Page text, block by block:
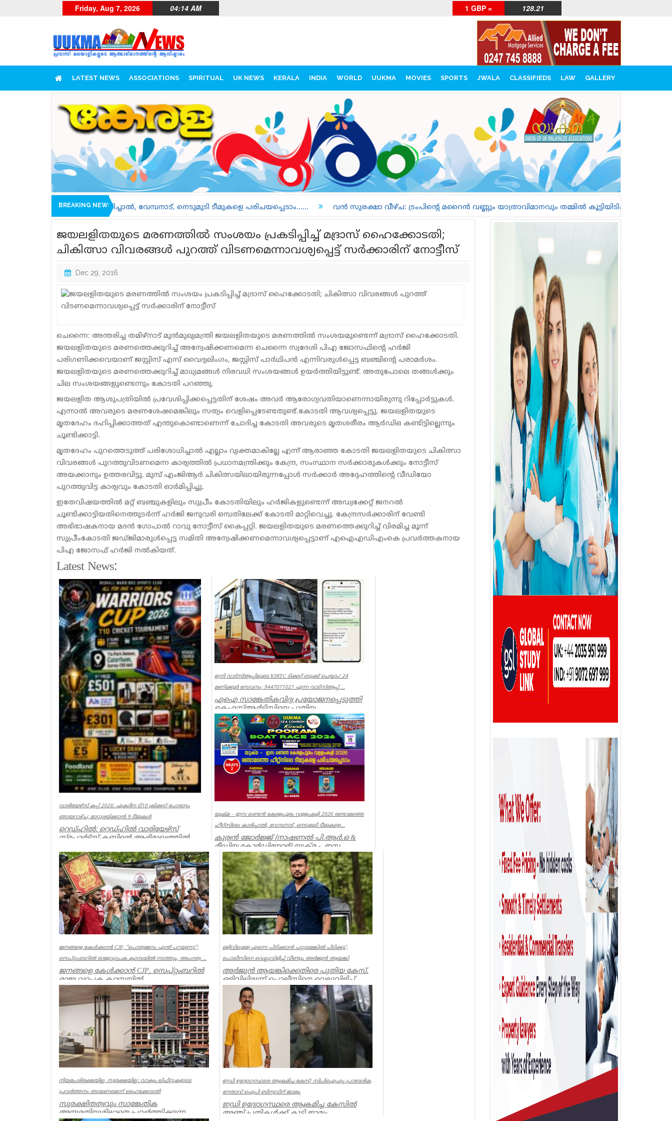
Friday, Aug 7, 2026 04:14 AM 1 GBP = 128.21
LATEST NEWS ASSOCIATIONS SPIRITUAL UK NEWS KERALA INDIA WORLD UUKMA MOVIES SPORTS JWALA CLASSIFIEDS LAW GALLERY
BREAKING NEWS
കാരിച്ചാൽ, വേമ്പനാട്, നെടുമുടി ടീമുകളെ പരിചയപ്പെടാം...... വൻ സുരക്ഷാ വീഴ്ച: ട്രംപിന്റെ മറൈൻ വണ്ണും യാത്രാവിമാനവും തമ്മിൽ കൂട്ടിയിടിക്കാതെ പോയത് തലനാരിഴക്ക്
ജയലളിതയുടെ മരണത്തില്‍ സംശയം പ്രകടിപ്പിച്ച് മദ്രാസ് ഹൈക്കോടതി;
ചികിത്സാ വിവരങ്ങള്‍ പുറത്ത് വിടണമെന്നാവശ്യപ്പെട്ട് സര്‍ക്കാരിന് നോട്ടീസ്
Dec 29, 2016
ചെന്നൈ: അന്തരിച്ച തമിഴ്‌നാട് മുന്‍മുഖ്യമന്ത്രി ജയലളിതയുടെ മരണത്തില്‍ സംശയമുണ്ടെന്ന് മദ്രാസ് ഹൈക്കോടതി.
ജയലളിതയുടെ മരണത്തെക്കുറിച്ച് അന്വേഷിക്കണമെന്ന ചെന്നൈ സ്വദേശി പിഎ ജോസഫിന്റെ ഹര്‍ജി
പരിഗണിക്കവെയാണ് ജസ്റ്റിസ് എസ് വൈദ്യലിംഗം, ജസ്റ്റിസ് പാര്‍ഥിപന്‍ എന്നിവരുള്‍പ്പെട്ട ബഞ്ചിന്റെ പരാമര്‍ശം.
ജയലളിതയുടെ മരണത്തെക്കുറിച്ച് മാധ്യമങ്ങള്‍ നിരവധി സംശയങ്ങള്‍ ഉയര്‍ത്തിയിട്ടുണ്ട്. അതുപോലെ തങ്ങള്‍ക്കും
ചില സംശയങ്ങളുണ്ടെന്നും കോടതി പറഞ്ഞു.
ജയലളിത ആശുപത്രിയില്‍ പ്രവേശിപ്പിക്കപ്പെട്ടതിന് ശേഷം അവര്‍ ആരോഗ്യവതിയാണെന്നായിരുന്നു റിപ്പോര്‍ട്ടുകള്‍.
എന്നാല്‍ അവരുടെ മരണശേഷമെങ്കിലും സത്യം വെളിപ്പെടേണ്ടതുണ്ട്.കോടതി ആവശ്യപ്പെട്ടു. ജയലളിതയുടെ
മൃതദേഹം ദഹിപ്പിക്കാത്തത് എന്തുകൊണ്ടാണെന്ന് ചോദിച്ച കോടതി അവരുടെ മൃതശരീരം ആര്‍ഡിഒ കണ്ടിട്ടില്ലെന്നും
ചൂണ്ടിക്കാട്ടി.
മൃതദേഹം പുറത്തെടുത്ത് പരിശോധിച്ചാല്‍ എല്ലാം വ്യക്തമാകില്ലേ എന്ന് ആരാഞ്ഞ കോടതി ജയലളിതയുടെ ചികിത്സാ
വിവരങ്ങള്‍ പുറത്തുവിടണമെന്ന കാര്യത്തില്‍ പ്രധാനമന്ത്രിക്കും കേന്ദ്ര, സംസ്ഥാന സര്‍ക്കാരുകള്‍ക്കും നോട്ടീസ്
അയക്കാനും ഉത്തരവിട്ടു. മുമ്പ് എംജിആര്‍ ചികിത്സയിലായിരുന്നപ്പോള്‍ സര്‍ക്കാര്‍ അദ്ദേഹത്തിന്റെ വീഡിയോ
പുറത്തുവിട്ട കാര്യവും കോടതി ഓര്‍മിപ്പിച്ചു.
ഇതേവിഷയത്തില്‍ മറ്റ് ബഞ്ചുകളിലും സുപ്രീം കോടതിയിലും ഹര്‍ജികളുണ്ടെന്ന് അഡ്വക്കേറ്റ് ജനറല്‍
ചൂണ്ടിക്കാട്ടിയതിനെത്തുടര്‍ന്ന് ഹര്‍ജി ജനുവരി ഒമ്പതിലേക്ക് കോടതി മാറ്റിവെച്ചു. കേന്ദ്രസര്‍ക്കാരിന് വേണ്ടി
അഭിഭാഷകനായ മദന്‍ ഗോപാല്‍ റാവു നോട്ടീസ് കൈപ്പറ്റി. ജയലളിതയുടെ മരണത്തെക്കുറിച്ച് വിരമിച്ച മൂന്ന്
സുപ്രീംകോടതി ജഡ്ജിമാരുള്‍പ്പെട്ട സമിതി അന്വേഷിക്കണമെന്നാവശ്യപ്പെട്ടാണ് എഐഎഡിഎംകെ പ്രവര്‍ത്തകനായ
പിഎ ജോസഫ് ഹര്‍ജി നല്‍കിയത്.
Latest News:
വാരിയേഴ്സ് കപ്പ് 2026: ഏകദിന ടി10 ക്രിക്കറ്റ് പോരാട്ടം
ഞായറാഴ്ച; മാറ്റുരയ്ക്കാൻ 9 ടീമുകൾ
റെഡ്ഹിൽ: റെഡ്ഹിൽ വാരിയേഴ്സ്
സ്പോർട്സ് ക്ലബ്ബിന്റെ ആഭിമുഖ്യത്തിൽ
Associations
ഇനി വാട്‌സ്ആപ്പിലൂടെ KSRTC ടിക്കറ്റ് ബുക്ക് ചെയ്യാം! 24
മണിക്കൂർ സേവനം; 9447071021 എന്ന വാട്സ്ആപ്പ് ...
എഐ സാങ്കേതികവിദ്യ പ്രയോജനപ്പെടുത്തി
കെഎസ്ആർടിസിയെ പുതിയ
യുഗത്തിലേക്ക് നയിക്കുകയാണ് ലക്ഷ്യമെന്ന്
ഗതാ...
Kerala
യുക്മ - ഇസ ലണ്ടൻ കേരളപൂരം വളളംകളി 2026 രണ്ടാമത്തെ
ഹീറ്റ്സിലെ കാരിച്ചാൽ, വേമ്പനാട്, നെടുമുടി ടീമുകളെ...
കുര്യൻ ജോർജ്ജ് (നാഷണൽ പി.ആർ.ഒ &
മീഡിയ കോർഡിനേറ്റർ) യുക്മ - ഇസ
ലണ്ടൻ കേരളപൂരം വ...
Associations
ജനങ്ങളെ കേൾക്കാൻ CJP, ”പൊതുജനം എന്ത് പറയുന്നു”;
സെപ്റ്റംബറിൽ രാജ്യവ്യാപക ക്യാമ്പയിൽ നടത്തും, അംഗത്വ ...
ജനങ്ങളെ കേൾക്കാൻ CJP. സെപ്റ്റംബറിൽ
രാജ്യ വ്യാപക ക്യാമ്പയിൽ
നടത്തും.”പൊതുജനം എന്ത് പറയുന്നു” എന്ന
പേ...
ഒളിവിലുള്ള എന്നെ പിടിക്കാൻ പറ്റുമെങ്കിൽ പിടിക്കൂ’;
പൊലീസിനെ വെല്ലുവിളിച്ച് വീണ്ടും അർജുൻ ആയങ്കി
അർജുൻ ആയങ്കിക്കെതിരെ പുതിയ കേസ്.
ഒളിവിലിരുന്ന് പൊലീസിനെ വെല്ലുവിളിച്ച്
ഭീഷണിപ്പെടുത്തിയതിനാണ് കേസ്....
Kerala
നിയമപരിരക്ഷയില്ല, സുരക്ഷയില്ല: വാക്വം ലിഫ്റ്റുകളുടെ
പ്രവര്‍ത്തനം തടയണമെന്ന് ഹൈക്കോടതി
സുരക്ഷിതത്വവും സാങ്കേതിക
അനുമതിയുമില്ലാതെ പ്രവര്‍ത്തിക്കുന്ന
ഇഡി ഉദ്യോഗസ്ഥരെ ആക്രമിച്ച കേസ്; സിപിഐഎം പ്രാദേശിക
നേതാവ് ഐപി ബിനുവിന് ജാമ്യം
ഇഡി ഉദ്യോഗസ്ഥരെ ആക്രമിച്ച കേസില്‍
അഞ്ച് പ്രതികള്‍ക്ക് കൂടി ജാമ്യം.